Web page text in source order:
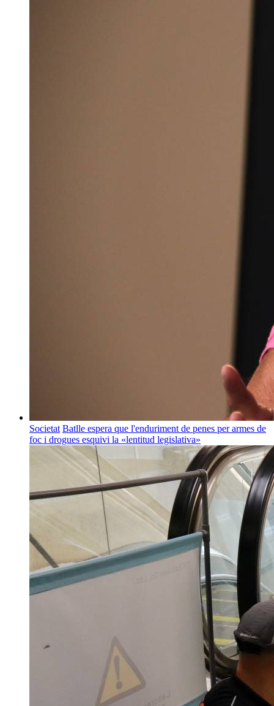
Societat Batlle espera que l'enduriment de penes per armes de
foc i drogues esquivi la «lentitud legislativa»